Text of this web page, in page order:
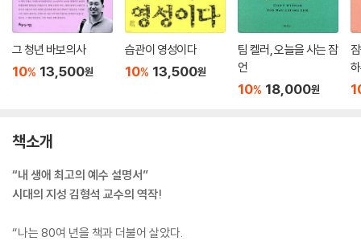
그 청년 바보의사
10% 13,500원
습관이 영성이다
10% 13,500원
팀 켈러, 오늘을 사는 잠
언
10% 18,000원
책소개
“내 생애 최고의 예수 설명서”
시대의 지성 김형석 교수의 역작!
“나는 80여 년을 책과 더불어 살았다.